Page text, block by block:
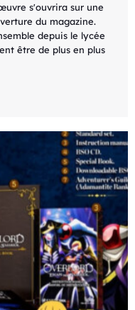
s'ouvrira sur une
du magazine.
depuis le lycée
être de plus en plus